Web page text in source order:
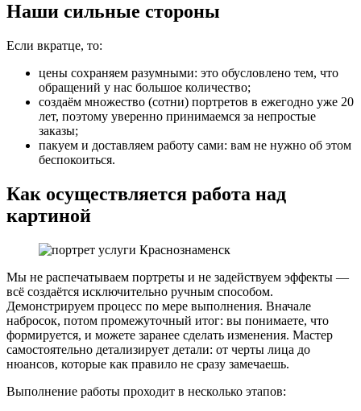
Наши сильные стороны
Если вкратце, то:
цены сохраняем разумными: это обусловлено тем, что
обращений у нас большое количество;
создаём множество (сотни) портретов в ежегодно уже 20
лет, поэтому уверенно принимаемся за непростые
заказы;
пакуем и доставляем работу сами: вам не нужно об этом
беспокоиться.
Как осуществляется работа над
картиной
Мы не распечатываем портреты и не задействуем эффекты —
всё создаётся исключительно ручным способом.
Демонстрируем процесс по мере выполнения. Вначале
набросок, потом промежуточный итог: вы понимаете, что
формируется, и можете заранее сделать изменения. Мастер
самостоятельно детализирует детали: от черты лица до
нюансов, которые как правило не сразу замечаешь.
Выполнение работы проходит в несколько этапов: